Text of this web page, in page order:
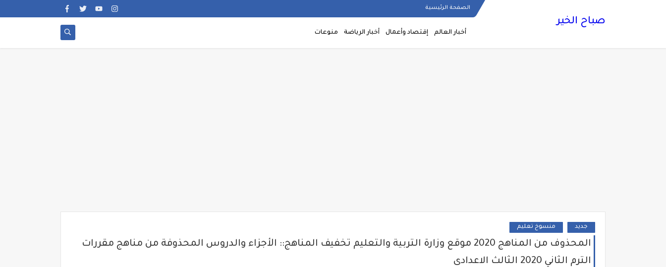
الصفحة الرئيسية
صباح الخير
أخبار العالم إقتصاد وأعمال أخبار الرياضة منوعات
جديد منسوخ تعليم
المحذوف من المناهج 2020 موقع وزارة التربية والتعليم تخفيف المناهج:: الأجزاء والدروس المحذوفة من مناهج مقررات
الترم الثاني 2020 الثالث الاعدادى